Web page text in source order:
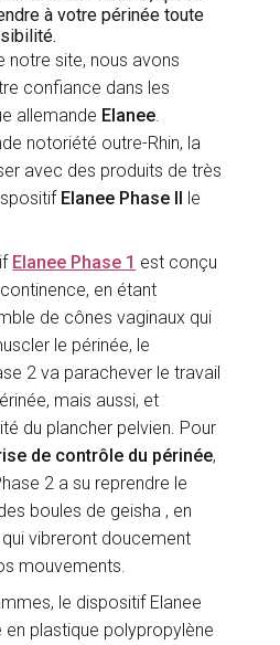
à votre périnée toute
notre site, nous avons
confiance dans les
allemande Elanee
notoriété outre-Rhin, la
avec des produits de très
Elanee Phase II le
Elanee Phase 1 est conçu
en étant
de cônes vaginaux qui
le périnée, le
2 va parachever le travail
mais aussi, et
du plancher pelvien. Pour
de contrôle du périnée,
2 a su reprendre le
boules de geisha , en
vibreront doucement
mouvements.
le dispositif Elanee
en plastique polypropylène